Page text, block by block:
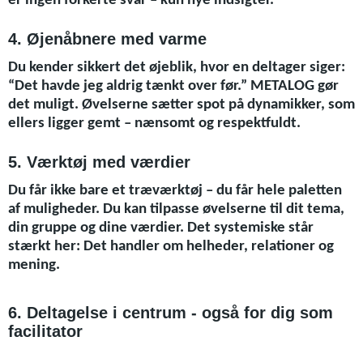
4. Øjenåbnere med varme
Du kender sikkert det øjeblik, hvor en deltager siger:
“Det havde jeg aldrig tænkt over før.” METALOG gør
det muligt. Øvelserne sætter spot på dynamikker, som
ellers ligger gemt – nænsomt og respektfuldt.
5. Værktøj med værdier
Du får ikke bare et træværktøj – du får hele paletten
af muligheder. Du kan tilpasse øvelserne til dit tema,
din gruppe og dine værdier. Det systemiske står
stærkt her: Det handler om helheder, relationer og
mening.
6. Deltagelse i centrum - også for dig som
facilitator